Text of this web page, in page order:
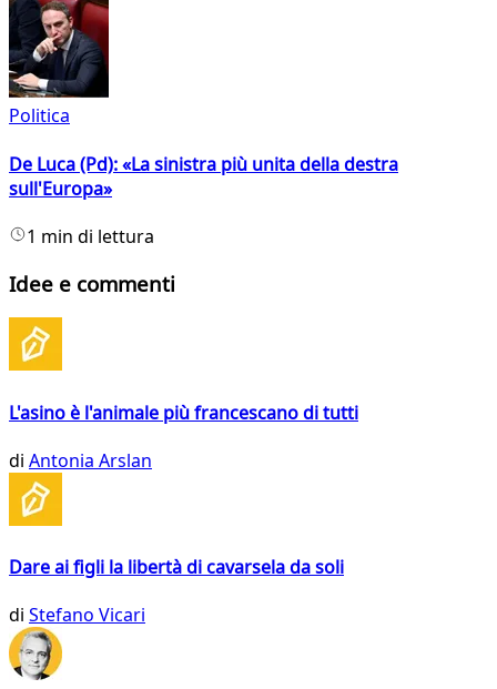
Politica
De Luca (Pd): «La sinistra più unita della destra
sull'Europa»
1 min di lettura
Idee e commenti
L'asino è l'animale più francescano di tutti
di Antonia Arslan
Dare ai figli la libertà di cavarsela da soli
di Stefano Vicari